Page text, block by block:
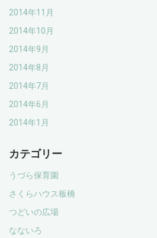
2014年11月
2014年10月
2014年9月
2014年8月
2014年7月
2014年6月
2014年1月
カテゴリー
うづら保育園
さくらハウス板橋
つどいの広場
なないろ